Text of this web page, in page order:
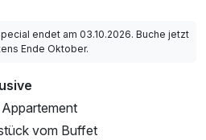
endet am 03.10.2026. Buche jetzt
Ende Oktober.
vom Buffet